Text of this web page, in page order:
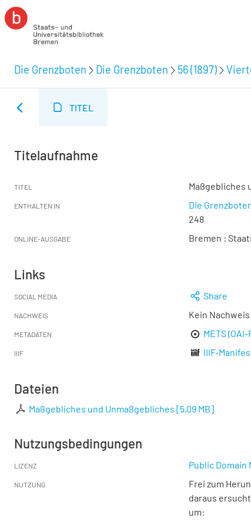
Die Grenzboten Die Grenzboten 56 (1897)
TITEL
Titelaufnahme
TITEL Maßgebliches
ENTHALTEN IN Die
248
ONLINE-AUSGABE Bremen :
Links
SOCIAL MEDIA Share
NACHWEIS Kein
METADATEN METS (OAI-
IIIF IIIF-
Dateien
Maßgebliches und Unmaßgebliches [5,09 MB]
Nutzungsbedingungen
LIZENZ Public Domain
NUTZUNG
Frei zum
daraus
um: